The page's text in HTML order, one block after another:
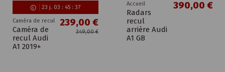
23 j. 03 : 45: 37
Caméra de recul
Caméra de
recul Audi
A1 2019+
239,00 €
349,00 €
Accueil
Radars
recul
arrière Audi
A1 GB
390,00 €